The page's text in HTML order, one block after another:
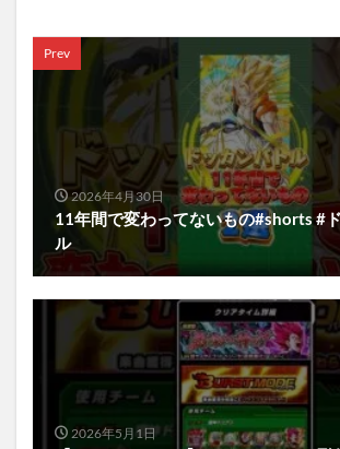
Prev
2026年4月30日
11年間で変わってないもの#shorts #
ル
2026年5月1日